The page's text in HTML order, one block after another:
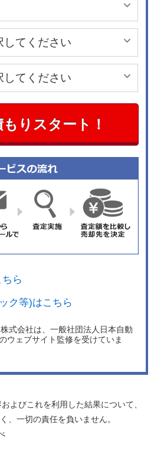
もりスタート！
ら
ク等)はこちら
式会社は、一般社団法人日本自動
ウェブサイト監修を受けていま
よびこれを利用した結果について、
、一切の責任を負いません。